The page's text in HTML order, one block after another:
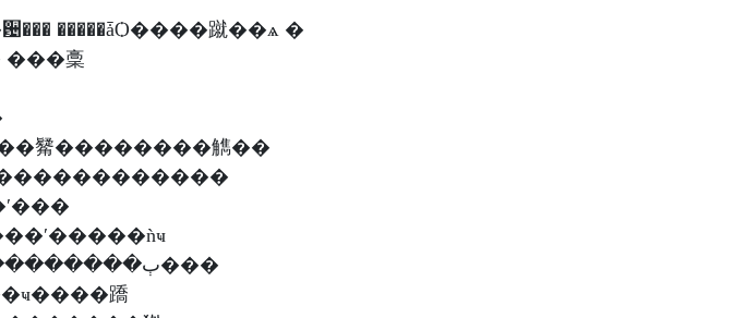
稾
觺��������觹��